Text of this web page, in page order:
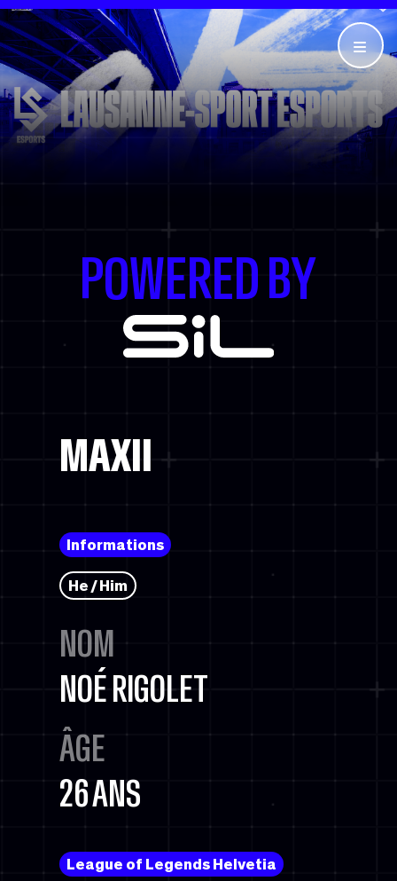
POWERED BY
MAXII
Informations
He / Him
NOM
NOÉ RIGOLET
ÂGE
26 ANS
League of Legends Helvetia